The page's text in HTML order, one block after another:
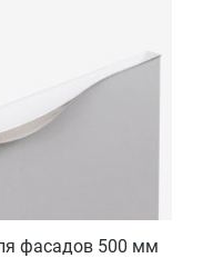
фасадов 500 мм